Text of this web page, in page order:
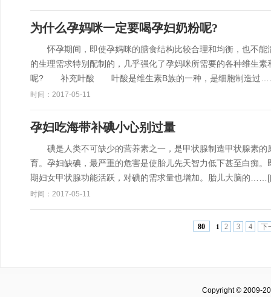
为什么孕妈咪一定要喝孕妇奶粉呢?
怀孕期间，即使孕妈咪的膳食结构比较合理和均衡，也不能
的生理需求特别配制的，几乎强化了孕妈咪所需要的各种维生
呢? 补充叶酸 叶酸是维生素B族的一种，是细胞制造过
时间：2017-05-11
孕妇吃海带补碘小心别过量
碘是人类不可缺少的营养素之一，是甲状腺制造甲状腺素的
育。孕妇缺碘，最严重的危害是使胎儿先天智力低下甚至白
期妇女甲状腺功能活跃，对碘的需求量也增加。胎儿大脑的……
时间：2017-05-11
80 1 2 3 4 下
Copyright © 2009-